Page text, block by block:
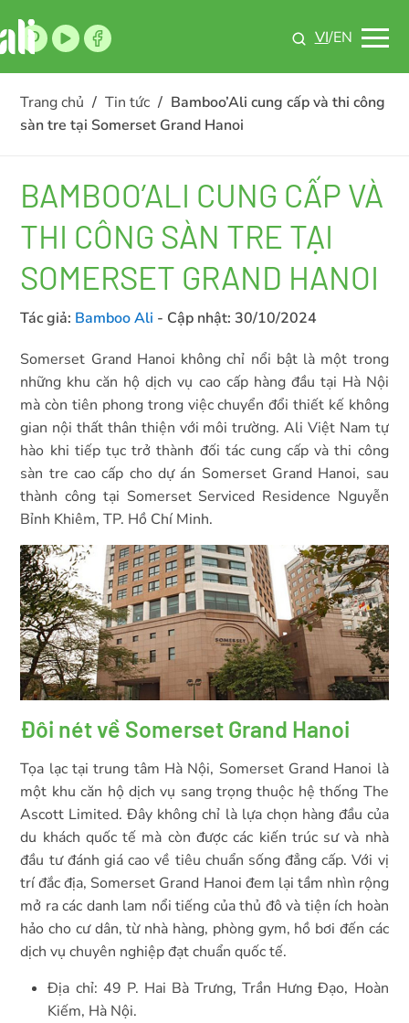
VI/EN
Trang chủ / Tin tức / Bamboo’Ali cung cấp và thi công
sàn tre tại Somerset Grand Hanoi
BAMBOO’ALI CUNG CẤP VÀ
THI CÔNG SÀN TRE TẠI
SOMERSET GRAND HANOI
Tác giả: Bamboo Ali - Cập nhật: 30/10/2024
Somerset Grand Hanoi không chỉ nổi bật là một trong
những khu căn hộ dịch vụ cao cấp hàng đầu tại Hà Nội
mà còn tiên phong trong việc chuyển đổi thiết kế không
gian nội thất thân thiện với môi trường. Ali Việt Nam tự
hào khi tiếp tục trở thành đối tác cung cấp và thi công
sàn tre cao cấp cho dự án Somerset Grand Hanoi, sau
thành công tại Somerset Serviced Residence Nguyễn
Bỉnh Khiêm, TP. Hồ Chí Minh.
Đôi nét về Somerset Grand Hanoi
Tọa lạc tại trung tâm Hà Nội, Somerset Grand Hanoi là
một khu căn hộ dịch vụ sang trọng thuộc hệ thống The
Ascott Limited. Đây không chỉ là lựa chọn hàng đầu của
du khách quốc tế mà còn được các kiến trúc sư và nhà
đầu tư đánh giá cao về tiêu chuẩn sống đẳng cấp. Với vị
trí đắc địa, Somerset Grand Hanoi đem lại tầm nhìn rộng
mở ra các danh lam nổi tiếng của thủ đô và tiện ích hoàn
hảo cho cư dân, từ nhà hàng, phòng gym, hồ bơi đến các
dịch vụ chuyên nghiệp đạt chuẩn quốc tế.
Địa chỉ: 49 P. Hai Bà Trưng, Trần Hưng Đạo, Hoàn
Kiếm, Hà Nội.